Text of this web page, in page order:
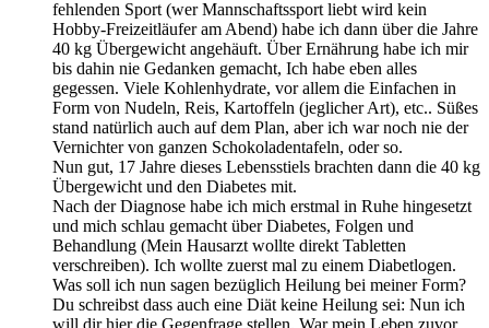
fehlenden Sport (wer Mannschaftssport liebt wird kein
Hobby-Freizeitläufer am Abend) habe ich dann über die Jahre
40 kg Übergewicht angehäuft. Über Ernährung habe ich mir
bis dahin nie Gedanken gemacht, Ich habe eben alles
gegessen. Viele Kohlenhydrate, vor allem die Einfachen in
Form von Nudeln, Reis, Kartoffeln (jeglicher Art), etc.. Süßes
stand natürlich auch auf dem Plan, aber ich war noch nie der
Vernichter von ganzen Schokoladentafeln, oder so.
Nun gut, 17 Jahre dieses Lebensstiels brachten dann die 40 kg
Übergewicht und den Diabetes mit.
Nach der Diagnose habe ich mich erstmal in Ruhe hingesetzt
und mich schlau gemacht über Diabetes, Folgen und
Behandlung (Mein Hausarzt wollte direkt Tabletten
verschreiben). Ich wollte zuerst mal zu einem Diabetlogen.
Was soll ich nun sagen bezüglich Heilung bei meiner Form?
Du schreibst dass auch eine Diät keine Heilung sei: Nun ich